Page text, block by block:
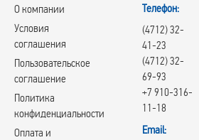
О компании
Условия
соглашения
Пользовательское
соглашение
Политика
конфиденциальности
Оплата и
Телефон:
(4712) 32-
41-23
(4712) 32-
69-93
+7 910-316-
11-18
Email: